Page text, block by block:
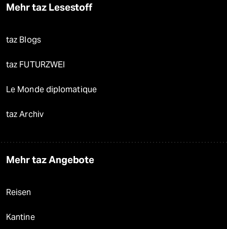
Mehr taz Lesestoff
taz Blogs
taz FUTURZWEI
Le Monde diplomatique
taz Archiv
Mehr taz Angebote
Reisen
Kantine